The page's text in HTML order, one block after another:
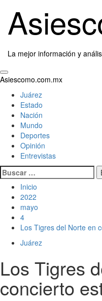
contenido
La mejor información y
Menú
Asiescomo.com.mx
Juárez
Estado
Nación
Mundo
Deportes
Opinión
Entrevistas
Buscar:
Inicio
2022
mayo
4
Los Tigres del Norte en
Juárez
Los Tigres
concierto